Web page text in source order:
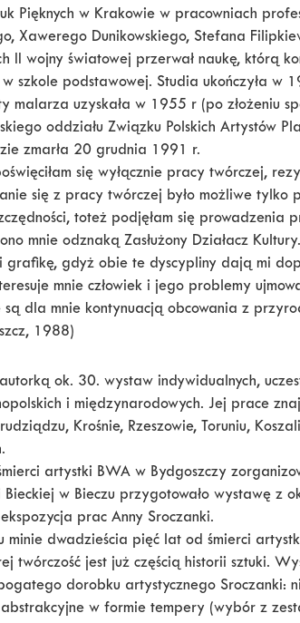
Pięknych w Krakowie w pracowniach
Xawerego Dunikowskiego, Stefana
II wojny światowej przerwał naukę, którą
szkole podstawowej. Studia ukończyła w
malarza uzyskała w 1955 r (po złożeniu
oddziału Związku Polskich Artystów
zmarła 20 grudnia 1991 r.
się wyłącznie pracy twórczej,
się z pracy twórczej było możliwe tylko
toteż podjęłam się prowadzenia
mnie odznaką Zasłużony Działacz Kultury.
grafikę, gdyż obie te dyscypliny dają mi
mnie człowiek i jego problemy
dla mnie kontynuacją obcowania z
1988)
ok. 30. wystaw indywidualnych,
i międzynarodowych. Jej prace
Krośnie, Rzeszowie, Toruniu,
artystki BWA w Bydgoszczy
w Bieczu przygotowało wystawę z
prac Anny Sroczanki.
minie dwadzieścia pięć lat od śmierci
twórczość jest już częścią historii sztuki.
dorobku artystycznego Sroczanki:
w formie tempery (wybór z